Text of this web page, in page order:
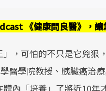
《健康問良醫》，
，可怕的不只是它兇狠
醫學院教授、胰臟癌治
內「培養」了將近10年